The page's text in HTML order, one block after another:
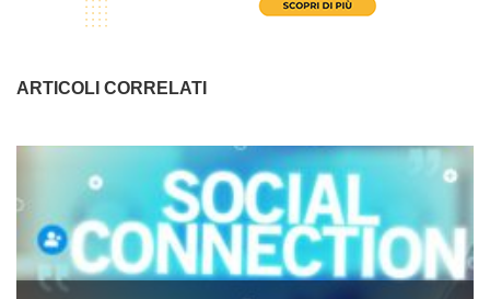
ARTICOLI CORRELATI